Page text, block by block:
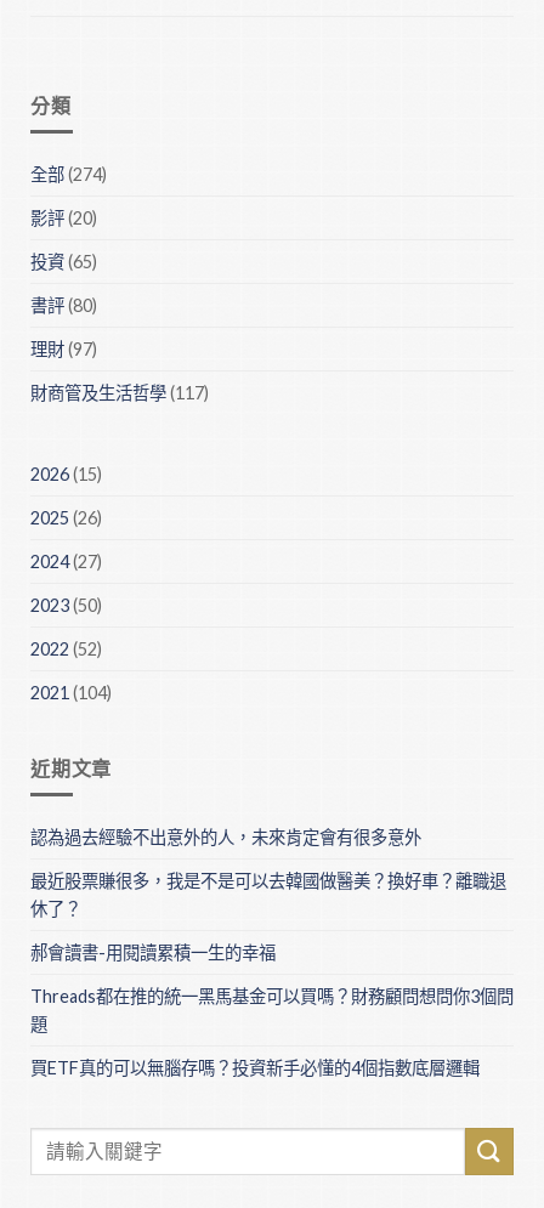
分類
全部(274)
影評(20)
投資(65)
書評(80)
理財(97)
財商管及生活哲學(117)
2026(15)
2025 (26)
2024(27)
2023(50)
2022 (52)
2021 (104)
近期文章
認為過去經驗不出意外的人，未來肯定會有很多意外
最近股票賺很多，我是不是可以去韓國做醫美？換好車？離職退
休了？
郝會讀書-用閱讀累積一生的幸福
Threads都在推的統一黑馬基金可以買嗎？財務顧問想問你3個問
題
買ETF真的可以無腦存嗎？投資新手必懂的4個指數底層邏輯